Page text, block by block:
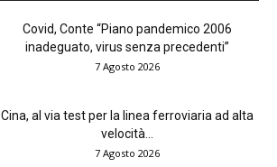
Covid, Conte “Piano pandemico 2006
inadeguato, virus senza precedenti”
7 Agosto 2026
Cina, al via test per la linea ferroviaria ad alta
velocità...
7 Agosto 2026